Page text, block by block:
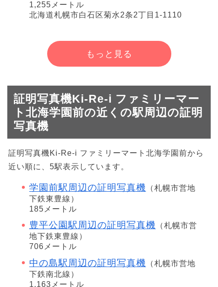
1,255メートル
北海道札幌市白石区菊水2条2丁目1-1110
もっと見る
証明写真機Ki-Re-i ファミリーマー
ト北海学園前の近くの駅周辺の証明
写真機
証明写真機Ki-Re-i ファミリーマート北海学園前から
近い順に、5駅表示しています。
学園前駅周辺の証明写真機
（札幌市営地
下鉄東豊線）
185メートル
豊平公園駅周辺の証明写真機
（札幌市営
地下鉄東豊線）
706メートル
中の島駅周辺の証明写真機
（札幌市営地
下鉄南北線）
1,163メートル